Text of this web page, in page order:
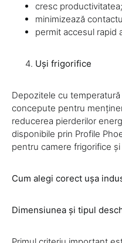
cresc productivitatea;
minimizează
permit accesul rapid
Uși frigorifice
Depozitele cu
concepute pentru
reducerea pierderilor
disponibile prin Profile
pentru camere frigorifice
Cum alegi corect ușa
Dimensiunea și tipul